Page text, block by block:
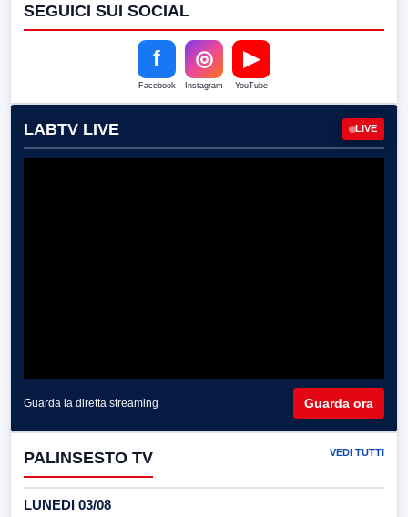
SEGUICI SUI SOCIAL
f
Facebook
◎
Instagram
▶
YouTube
LABTV LIVE LIVE
Guarda la diretta streaming Guarda ora
PALINSESTO TV VEDI TUTTI
LUNEDI 03/08